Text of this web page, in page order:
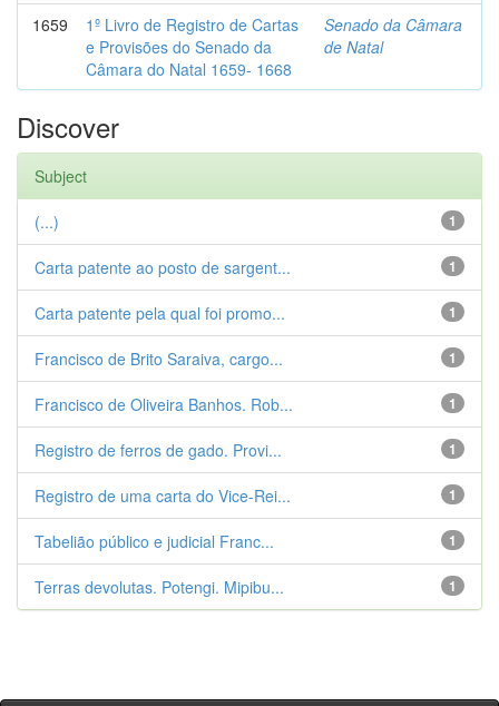
1659
1º Livro de Registro de Cartas
e Provisões do Senado da
Câmara do Natal 1659- 1668
Senado da Câmara
de Natal
Discover
Subject
1
(...)
1
Carta patente ao posto de sargent...
1
Carta patente pela qual foi promo...
1
Francisco de Brito Saraiva, cargo...
1
Francisco de Oliveira Banhos. Rob...
1
Registro de ferros de gado. Provi...
1
Registro de uma carta do Vice-Rei...
1
Tabelião público e judicial Franc...
1
Terras devolutas. Potengi. Mipibu...